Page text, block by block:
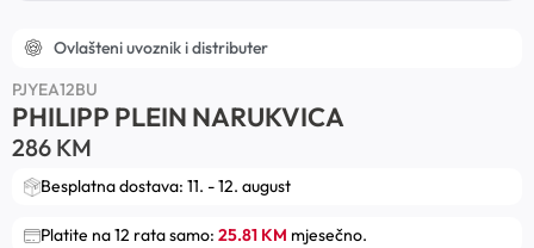
Ovlašteni uvoznik i distributer
PJYEA12BU
PHILIPP PLEIN NARUKVICA
286 KM
Besplatna dostava: 11. - 12. august
Platite na 12 rata samo: 25.81 KM mjesečno.